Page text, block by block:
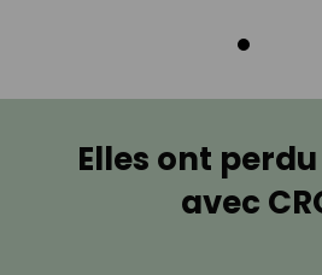
Elles ont
avec